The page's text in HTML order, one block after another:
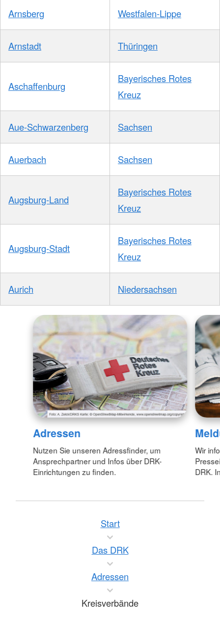
Arnsberg Westfalen-Lippe
Arnstadt Thüringen
Aschaffenburg
Bayerisches Rotes
Kreuz
Aue-Schwarzenberg Sachsen
Auerbach Sachsen
Augsburg-Land
Bayerisches Rotes
Kreuz
Augsburg-Stadt
Bayerisches Rotes
Kreuz
Aurich Niedersachsen
Adressen
Nutzen Sie unseren Adressfinder, um
Ansprechpartner und Infos über DRK-
Einrichtungen zu finden.
Wir
DRK.
Start
Das DRK
Adressen
Kreisverbände